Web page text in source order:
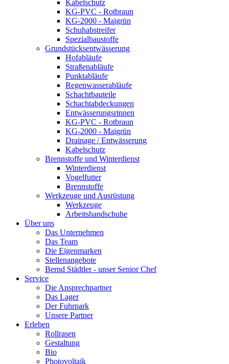
Kabelschutz
KG-PVC - Rotbraun
KG-2000 - Maigrün
Schuhabstreifer
Spezialbaustoffe
Grundstücksentwässerung
Hofabläufe
Straßenabläufe
Punktabläufe
Regenwasserabläufe
Schachtbauteile
Schachtabdeckungen
Entwässerungsrinnen
KG-PVC - Rotbraun
KG-2000 - Maigrün
Drainage / Entwässerung
Kabelschutz
Brennstoffe und Winterdienst
Winterdienst
Vogelfutter
Brennstoffe
Werkzeuge und Ausrüstung
Werkzeuge
Arbeitshandschuhe
Über uns
Das Unternehmen
Das Team
Die Eigenmarken
Stellenangebote
Bernd Städtler - unser Senior Chef
Service
Die Ansprechpartner
Das Lager
Der Fuhrpark
Unsere Partner
Erleben
Rollrasen
Gestaltung
Bio
Photovoltaik